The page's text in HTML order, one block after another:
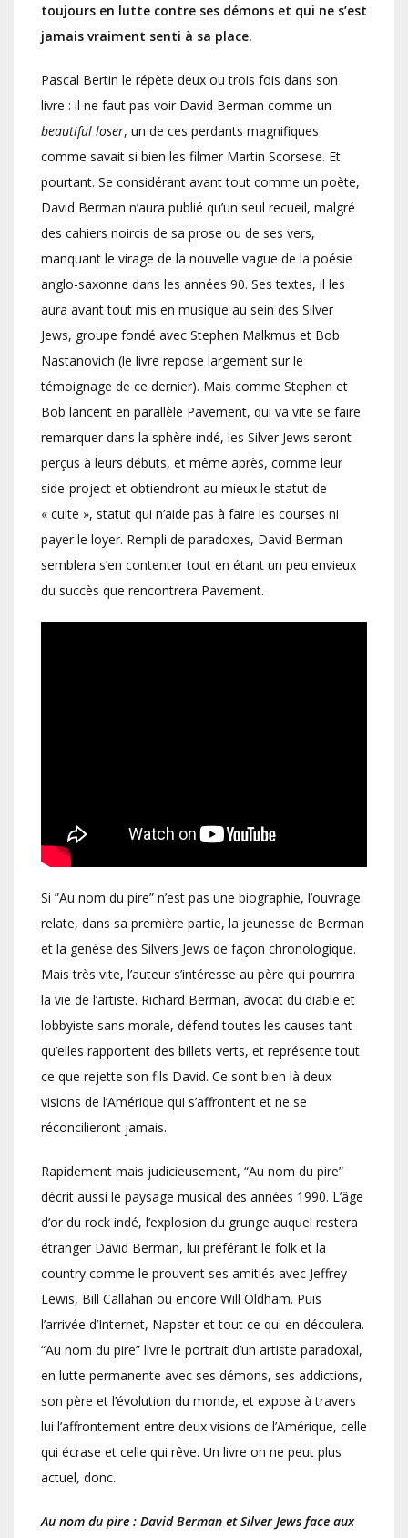
toujours en lutte contre ses démons et qui ne s’est
jamais vraiment senti à sa place.
Pascal Bertin le répète deux ou trois fois dans son
livre : il ne faut pas voir David Berman comme un
beautiful loser, un de ces perdants magnifiques
comme savait si bien les filmer Martin Scorsese. Et
pourtant. Se considérant avant tout comme un poète,
David Berman n’aura publié qu’un seul recueil, malgré
des cahiers noircis de sa prose ou de ses vers,
manquant le virage de la nouvelle vague de la poésie
anglo-saxonne dans les années 90. Ses textes, il les
aura avant tout mis en musique au sein des Silver
Jews, groupe fondé avec Stephen Malkmus et Bob
Nastanovich (le livre repose largement sur le
témoignage de ce dernier). Mais comme Stephen et
Bob lancent en parallèle Pavement, qui va vite se faire
remarquer dans la sphère indé, les Silver Jews seront
perçus à leurs débuts, et même après, comme leur
side-project et obtiendront au mieux le statut de
« culte », statut qui n’aide pas à faire les courses ni
payer le loyer. Rempli de paradoxes, David Berman
semblera s’en contenter tout en étant un peu envieux
du succès que rencontrera Pavement.
Si ”Au nom du pire” n’est pas une biographie, l’ouvrage
relate, dans sa première partie, la jeunesse de Berman
et la genèse des Silvers Jews de façon chronologique.
Mais très vite, l’auteur s’intéresse au père qui pourrira
la vie de l’artiste. Richard Berman, avocat du diable et
lobbyiste sans morale, défend toutes les causes tant
qu’elles rapportent des billets verts, et représente tout
ce que rejette son fils David. Ce sont bien là deux
visions de l’Amérique qui s’affrontent et ne se
réconcilieront jamais.
Rapidement mais judicieusement, “Au nom du pire”
décrit aussi le paysage musical des années 1990. L’âge
d’or du rock indé, l’explosion du grunge auquel restera
étranger David Berman, lui préférant le folk et la
country comme le prouvent ses amitiés avec Jeffrey
Lewis, Bill Callahan ou encore Will Oldham. Puis
l’arrivée d’Internet, Napster et tout ce qui en découlera.
“Au nom du pire” livre le portrait d’un artiste paradoxal,
en lutte permanente avec ses démons, ses addictions,
son père et l’évolution du monde, et expose à travers
lui l’affrontement entre deux visions de l’Amérique, celle
qui écrase et celle qui rêve. Un livre on ne peut plus
actuel, donc.
Au nom du pire : David Berman et Silver Jews face aux